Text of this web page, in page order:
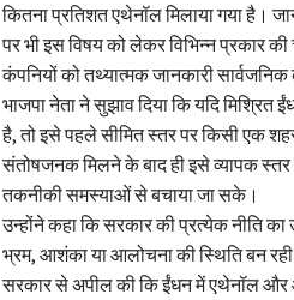
कितना प्रतिशत एथेनॉल मिलाया गया है।
पर भी इस विषय को लेकर विभिन्न प्रकार
कंपनियों को तथ्यात्मक जानकारी
भाजपा नेता ने सुझाव दिया कि यदि
है, तो इसे पहले सीमित स्तर पर किसी एक
संतोषजनक मिलने के बाद ही इसे व्यापक
तकनीकी समस्याओं से बचाया जा सके।
उन्होंने कहा कि सरकार की प्रत्येक नीति का
भ्रम, आशंका या आलोचना की स्थिति बन
सरकार से अपील की कि ईंधन में एथेनॉल और